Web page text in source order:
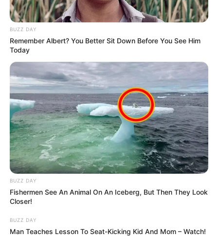
BUZZ DAY
Remember Albert? You Better Sit Down Before You See Him
Today
BUZZ DAY
Fishermen See An Animal On An Iceberg, But Then They Look
Closer!
BUZZ DAY
Man Teaches Lesson To Seat-Kicking Kid And Mom – Watch!